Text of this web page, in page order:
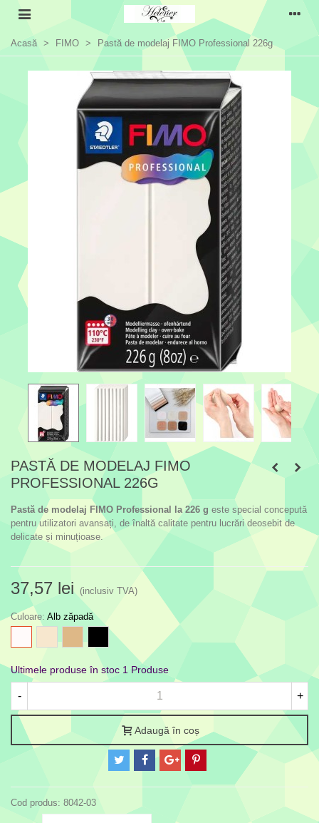
Acasă > FIMO > Pastă de modelaj FIMO Professional 226g
PASTĂ DE MODELAJ FIMO
PROFESSIONAL 226G
Pastă de modelaj FIMO Professional la 226 g este special concepută
pentru utilizatori avansați, de înaltă calitate pentru lucrări deosebit de
delicate și minuțioase.
37,57 lei (inclusiv TVA)
Culoare: Alb zăpadă
zăpadășampaniedeschis
Negru
Ultimele produse în stoc 1 Produse
- +
Adaugă în coș
Cod produs: 8042-03